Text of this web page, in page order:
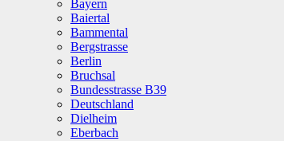
Bayern
Baiertal
Bammental
Bergstrasse
Berlin
Bruchsal
Bundesstrasse B39
Deutschland
Dielheim
Eberbach